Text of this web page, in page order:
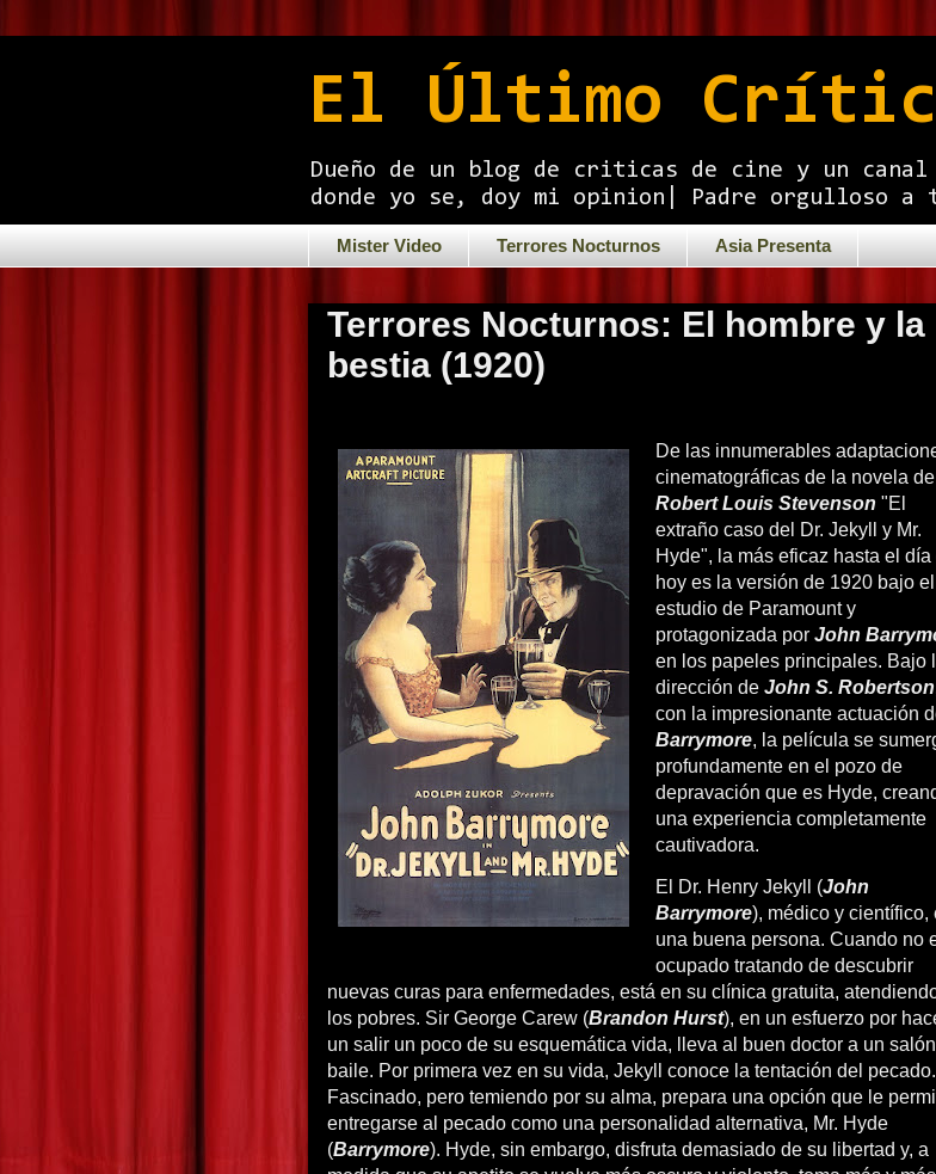
El Último
Dueño de un blog de criticas de cine y un canal
donde yo se, doy mi opinion| Padre orgulloso a
Mister Video Terrores Nocturnos Asia Presenta
Terrores Nocturnos: El hombre y la
bestia (1920)
De las innumerables
cinematográficas de la novela de
Robert Louis Stevenson "El
extraño caso del Dr. Jekyll y Mr.
Hyde", la más eficaz hasta el día
hoy es la versión de 1920 bajo el
estudio de Paramount y
protagonizada por John
en los papeles principales. Bajo
dirección de John S. Robertson
con la impresionante actuación
Barrymore, la película se
profundamente en el pozo de
depravación que es Hyde,
una experiencia completamente
cautivadora.
El Dr. Henry Jekyll (John
Barrymore), médico y científico,
una buena persona. Cuando no
ocupado tratando de descubrir
nuevas curas para enfermedades, está en su clínica gratuita,
los pobres. Sir George Carew (Brandon Hurst), en un esfuerzo por
un salir un poco de su esquemática vida, lleva al buen doctor a un
baile. Por primera vez en su vida, Jekyll conoce la tentación del pecado.
Fascinado, pero temiendo por su alma, prepara una opción que le
entregarse al pecado como una personalidad alternativa, Mr. Hyde
(Barrymore). Hyde, sin embargo, disfruta demasiado de su libertad y, a